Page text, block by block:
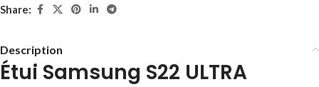
Share:
Description
Étui Samsung S22 ULTRA